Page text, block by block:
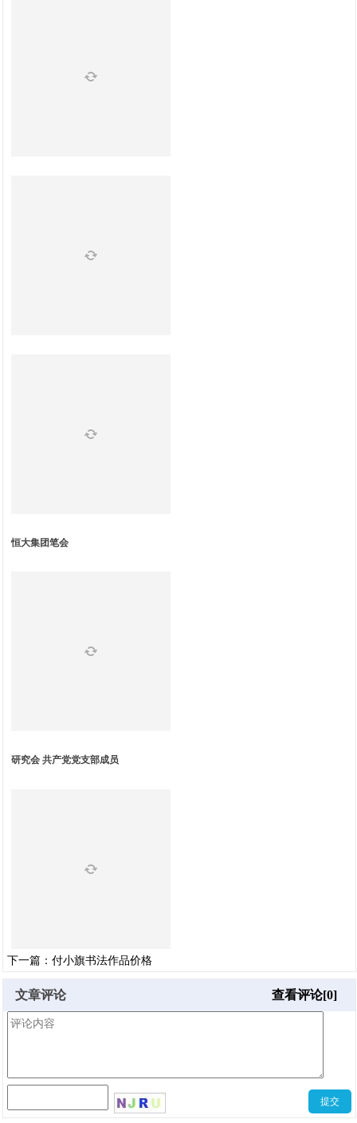
恒大集团笔会
研究会 共产党党支部成员
下一篇： 付小旗书法作品价格
查看评论[0]
文章评论